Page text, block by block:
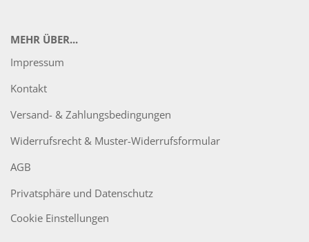
MEHR ÜBER...
Impressum
Kontakt
Versand- & Zahlungsbedingungen
Widerrufsrecht & Muster-Widerrufsformular
AGB
Privatsphäre und Datenschutz
Cookie Einstellungen